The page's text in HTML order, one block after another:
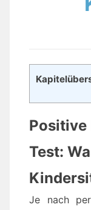
Positive
Test:
Je nach